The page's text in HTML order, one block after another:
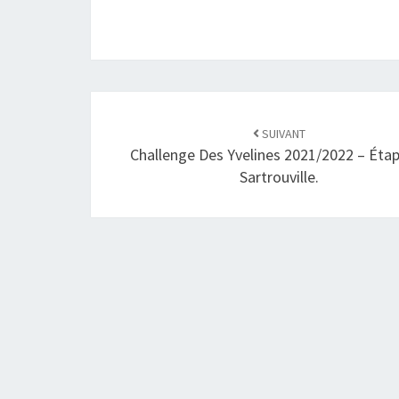
SUIVANT
Challenge Des Yvelines 2021/2022 –
Sartrouville.